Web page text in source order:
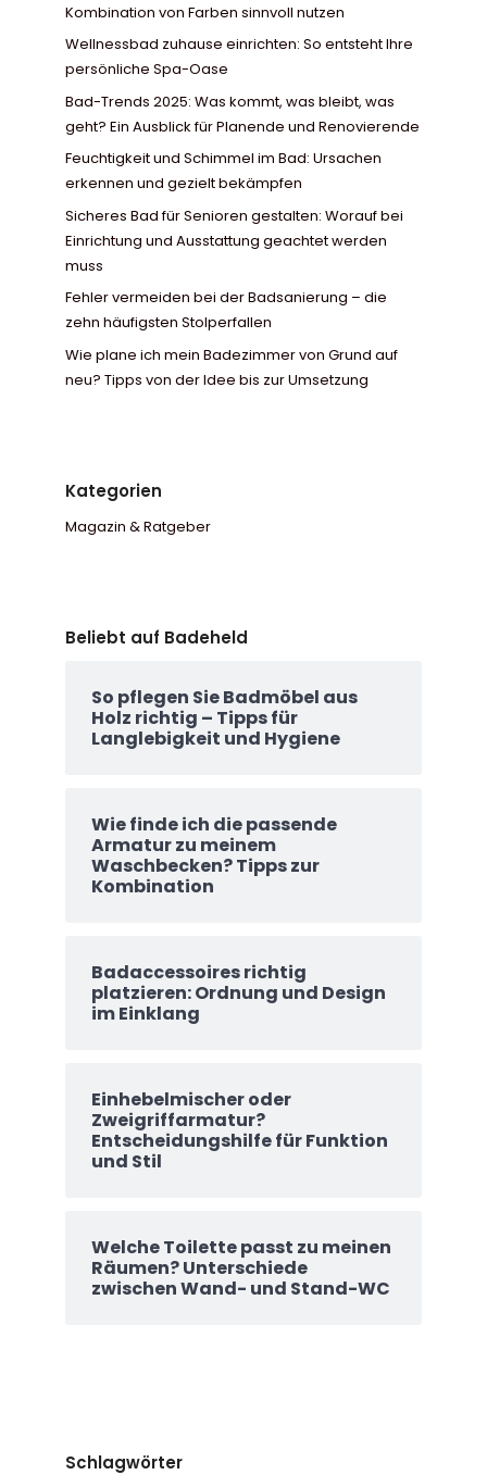
Kombination von Farben sinnvoll nutzen
Wellnessbad zuhause einrichten: So entsteht Ihre
persönliche Spa-Oase
Bad-Trends 2025: Was kommt, was bleibt, was
geht? Ein Ausblick für Planende und Renovierende
Feuchtigkeit und Schimmel im Bad: Ursachen
erkennen und gezielt bekämpfen
Sicheres Bad für Senioren gestalten: Worauf bei
Einrichtung und Ausstattung geachtet werden
muss
Fehler vermeiden bei der Badsanierung – die
zehn häufigsten Stolperfallen
Wie plane ich mein Badezimmer von Grund auf
neu? Tipps von der Idee bis zur Umsetzung
Kategorien
Magazin & Ratgeber
Beliebt auf Badeheld
So pflegen Sie Badmöbel aus
Holz richtig – Tipps für
Langlebigkeit und Hygiene
Wie finde ich die passende
Armatur zu meinem
Waschbecken? Tipps zur
Kombination
Badaccessoires richtig
platzieren: Ordnung und Design
im Einklang
Einhebelmischer oder
Zweigriffarmatur?
Entscheidungshilfe für Funktion
und Stil
Welche Toilette passt zu meinen
Räumen? Unterschiede
zwischen Wand- und Stand-WC
Schlagwörter